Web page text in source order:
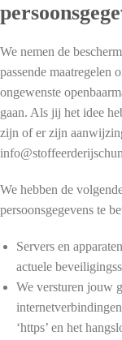
We nemen de
passende maatregelen
ongewenste
gaan. Als jij het idee
zijn of er zijn
We hebben de
persoonsgegevens te
Servers en
actuele
We versturen jouw
‘https’ en het